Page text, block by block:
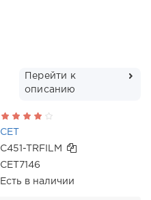
Перейти к
описанию
CET
C451-TRFILM
CET7146
Есть в наличии